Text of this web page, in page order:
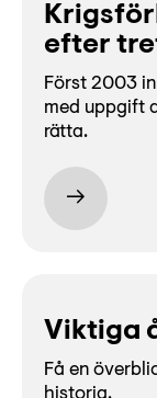
efter
Först 2003
med uppgift
rätta.
Viktiga
Få en
historia.